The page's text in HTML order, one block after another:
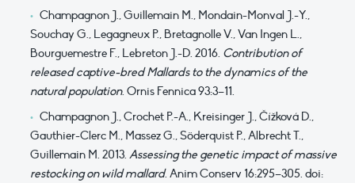
Champagnon J., Guillemain M., Mondain-Monval J.-Y.,
Souchay G., Legagneux P., Bretagnolle V., Van Ingen L.,
Bourguemestre F., Lebreton J.-D. 2016. Contribution of
released captive-bred Mallards to the dynamics of the
natural population. Ornis Fennica 93:3–11.
Champagnon J., Crochet P.-A., Kreisinger J., Čížková D.,
Gauthier-Clerc M., Massez G., Söderquist P., Albrecht T.,
Guillemain M. 2013. Assessing the genetic impact of massive
restocking on wild mallard. Anim Conserv 16:295–305. doi: